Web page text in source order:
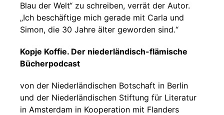
Blau der Welt“ zu schreiben, verrät der Autor.
„Ich beschäftige mich gerade mit Carla und
Simon, die 30 Jahre älter geworden sind.“
Kopje Koffie. Der niederländisch-flämische
Bücherpodcast
von der Niederländischen Botschaft in Berlin
und der Niederländischen Stiftung für Literatur
in Amsterdam in Kooperation mit Flanders